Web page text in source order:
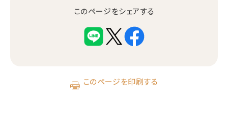
このページをシェアする
このページを印刷する